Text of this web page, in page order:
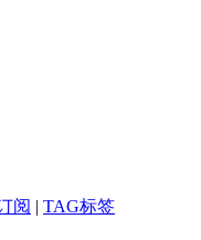
阅 | TAG标签